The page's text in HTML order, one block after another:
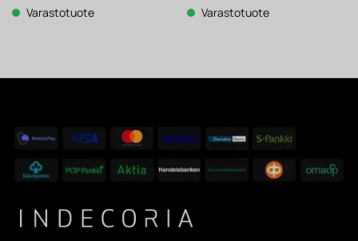
1
431 €.
Varastotuote 142 €.
Varastotuote